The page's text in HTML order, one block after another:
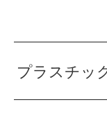
プラスチッ